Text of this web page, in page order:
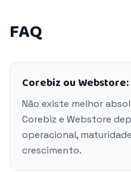
FAQ
Corebiz ou
Não existe melhor
Corebiz e Webstore
operacional,
crescimento.